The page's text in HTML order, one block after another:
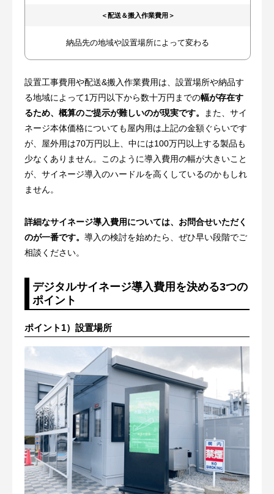
＜配送＆搬入作業費用＞
納品先の地域や設置場所によって変わる
設置工事費用や配送&搬入作業費用は、設置場所や納品す
る地域によって1万円以下から数十万円までの幅が存在す
るため、概算のご提示が難しいのが現実です。
また、サイ
ネージ本体価格についても屋内用は上記の金額ぐらいです
が、屋外用は70万円以上、中には100万円以上する製品も
少なくありません。このように導入費用の幅が大きいこと
が、サイネージ導入のハードルを高くしているのかもしれ
ません。
詳細なサイネージ導入費用については、お問合せいただく
のが一番です。 導入の検討を始めたら、ぜひ早い段階でご
相談ください。
デジタルサイネージ導入費用を決める3つの
ポイント
ポイント1）設置場所